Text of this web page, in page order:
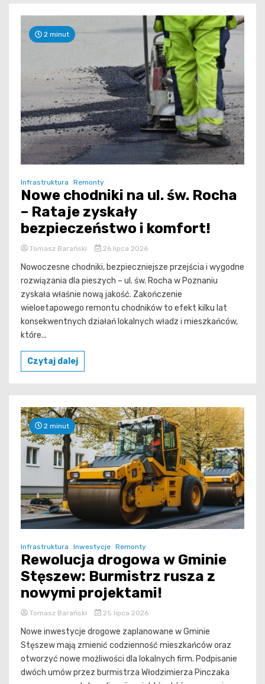
2 minut
Infrastruktura Remonty
Nowe chodniki na ul. św. Rocha
– Rataje zyskały
bezpieczeństwo i komfort!
Tomasz Barański 26 lipca 2026
Nowoczesne chodniki, bezpieczniejsze przejścia i wygodne
rozwiązania dla pieszych – ul. św. Rocha w Poznaniu
zyskała właśnie nową jakość. Zakończenie
wieloetapowego remontu chodników to efekt kilku lat
konsekwentnych działań lokalnych władz i mieszkańców,
które...
Czytaj dalej
2 minut
Infrastruktura Inwestycje Remonty
Rewolucja drogowa w Gminie
Stęszew: Burmistrz rusza z
nowymi projektami!
Tomasz Barański 25 lipca 2026
Nowe inwestycje drogowe zaplanowane w Gminie
Stęszew mają zmienić codzienność mieszkańców oraz
otworzyć nowe możliwości dla lokalnych firm. Podpisanie
dwóch umów przez burmistrza Włodzimierza Pinczaka